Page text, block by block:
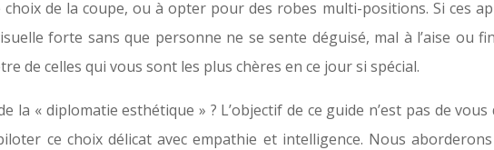
de la coupe, ou à opter pour des robes multi-positions. Si ces
forte sans que personne ne se sente déguisé, mal à l’aise ou
de celles qui vous sont les plus chères en ce jour si spécial.
« diplomatie esthétique » ? L’objectif de ce guide n’est pas de
ce choix délicat avec empathie et intelligence. Nous